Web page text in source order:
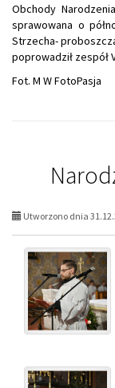
Obchody
sprawowana o
Strzecha-
poprowadził zespół
Fot. M W FotoPasja
Utworzono dnia